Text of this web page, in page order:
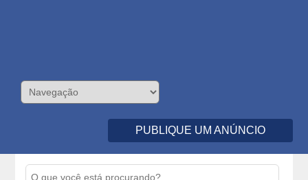
PUBLIQUE UM ANÚNCIO